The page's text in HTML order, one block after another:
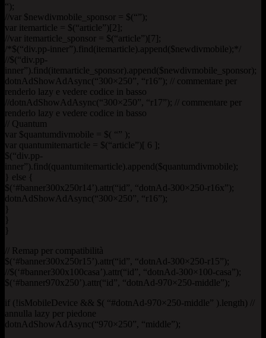
“);
//var $newdivmobile_sponsor = $(“”);
var itemarticle = $(“article”)[2];
//var itemarticle_sponsor = $(“article”)[7];
/*$(“div.pp-inner”).find(itemarticle).append($newdivmobile);*/
//$(“div.pp-
inner”).find(itemarticle_sponsor).append($newdivmobile_sponsor);
dotnAdShowAdAsync(“300×250”, “r16”); // commentare per
renderlo lazy e vedere codice in basso
//dotnAdShowAdAsync(“300×250”, “r17”); // commentare per
renderlo lazy e vedere codice in basso
// Quantum
var $quantumdivmobile = $( “” );
var quantumitemarticle = $(“article”)[ 6 ];
$(“div.pp-
inner”).find(quantumitemarticle).append($quantumdivmobile);
} else {
$(‘#banner300x250r14’).attr(“id”, “dotnAd-300×250-r16x”);
dotnAdShowAdAsync(“300×250”, “r16”);
}
}
}
// Remap per compatibilità
$(‘#banner300x250r15’).attr(“id”, “dotnAd-300×250-r15”);
//$(‘#banner300x100casa’).attr(“id”, “dotnAd-300×100-casa”);
$(‘#banner970x250’).attr(“id”, “dotnAd-970×250-middle”);
if (!isMobileDevice && $( “#dotnAd-970×250-middle” ).length) //
annulla lazy per piedone
dotnAdShowAdAsync(“970×250”, “middle”);